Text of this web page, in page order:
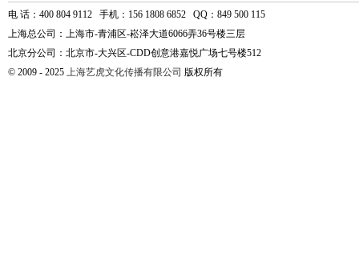
电 话：400 804 9112 手机：156 1808 6852 QQ：849 500 115
上海总公司：上海市-青浦区-崧泽大道6066弄36号楼三层
北京分公司：北京市-大兴区-CDD创意港嘉悦广场七号楼512
© 2009 - 2025 上海艺虎文化传播有限公司 版权所有